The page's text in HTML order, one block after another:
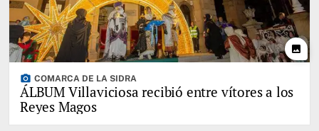
photo
photo_camera COMARCA DE LA SIDRA
ÁLBUM Villaviciosa recibió entre vítores a los
Reyes Magos